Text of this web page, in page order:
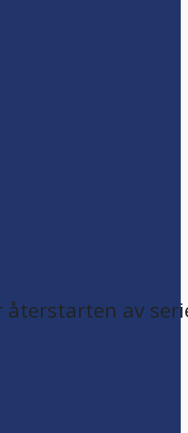
återstarten av